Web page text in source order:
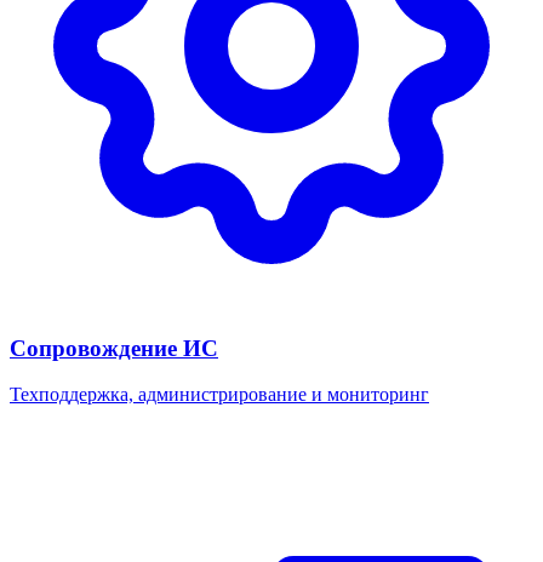
Сопровождение ИС
Техподдержка, администрирование и мониторинг